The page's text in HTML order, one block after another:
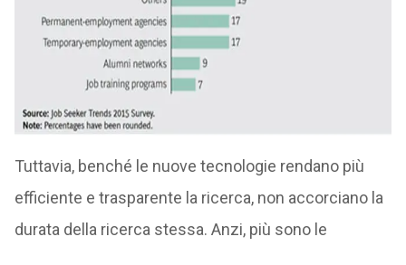
Tuttavia, benché le nuove tecnologie rendano più
efficiente e trasparente la ricerca, non accorciano la
durata della ricerca stessa. Anzi, più sono le